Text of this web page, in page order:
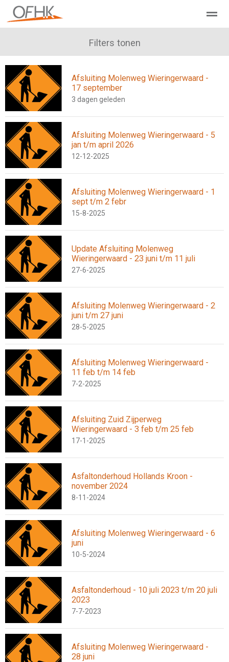
Ondernemers Federatie Hollands Kroon
Home Zoeken Nieuws Agenda
Filters tonen
Afsluiting Molenweg Wieringerwaard -
17 september
3 dagen geleden
Afsluiting Molenweg Wieringerwaard - 5
jan t/m april 2026
12-12-2025
Afsluiting Molenweg Wieringerwaard - 1
sept t/m 2 febr
15-8-2025
Update Afsluiting Molenweg
Wieringerwaard - 23 juni t/m 11 juli
27-6-2025
Afsluiting Molenweg Wieringerwaard - 2
juni t/m 27 juni
28-5-2025
Afsluiting Molenweg Wieringerwaard -
11 feb t/m 14 feb
7-2-2025
Afsluiting Zuid Zijperweg
Wieringerwaard - 3 feb t/m 25 feb
17-1-2025
Asfaltonderhoud Hollands Kroon -
november 2024
8-11-2024
Afsluiting Molenweg Wieringerwaard - 6
juni
10-5-2024
Asfaltonderhoud - 10 juli 2023 t/m 20 juli
2023
7-7-2023
Afsluiting Molenweg Wieringerwaard -
28 juni